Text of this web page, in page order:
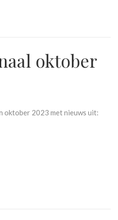
oktober
oktober 2023 met nieuws uit: